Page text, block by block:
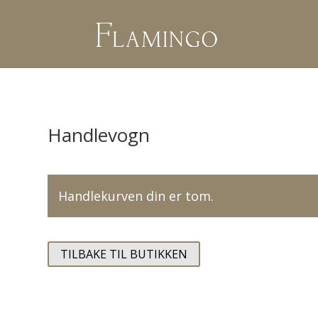
Handlevogn
Handlekurven din er tom.
TILBAKE TIL BUTIKKEN